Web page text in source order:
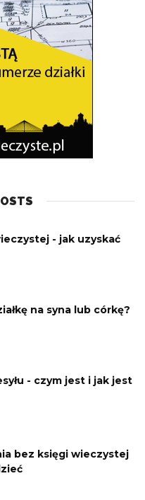
- jak uzyskać
na syna lub córkę?
- czym jest i jak jest
bez księgi wieczystej